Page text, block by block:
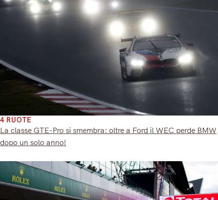
4 RUOTE
La classe GTE-Pro si smembra: oltre a Ford il WEC perde BMW
dopo un solo anno!